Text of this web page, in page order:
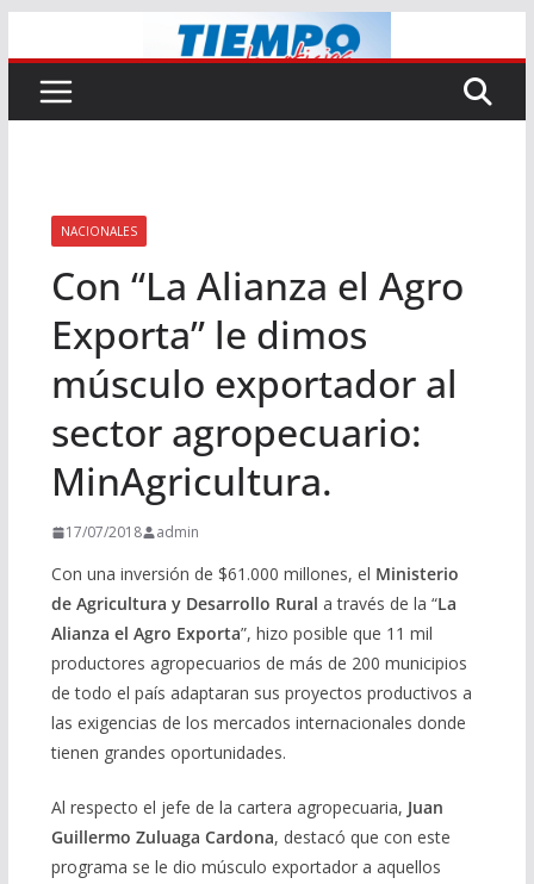
al
contenido
NACIONALES
Con “La Alianza el Agro
Exporta” le dimos
músculo exportador al
sector agropecuario:
MinAgricultura.
17/07/2018 admin
Con una inversión de $61.000 millones, el Ministerio
de Agricultura y Desarrollo Rural a través de la “La
Alianza el Agro Exporta”, hizo posible que 11 mil
productores agropecuarios de más de 200 municipios
de todo el país adaptaran sus proyectos productivos a
las exigencias de los mercados internacionales donde
tienen grandes oportunidades.
Al respecto el jefe de la cartera agropecuaria, Juan
Guillermo Zuluaga Cardona, destacó que con este
programa se le dio músculo exportador a aquellos